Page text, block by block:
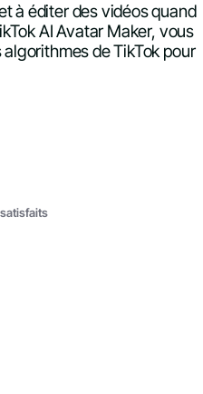
à éditer des vidéos quand
AI Avatar Maker, vous
de TikTok pour